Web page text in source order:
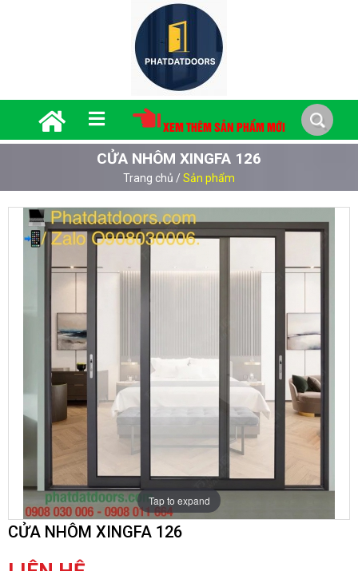
XEM THÊM SẢN PHẨM MỚI
CỬA NHÔM XINGFA 126
Trang chủ / Sản phẩm
Tap to expand
CỬA NHÔM XINGFA 126